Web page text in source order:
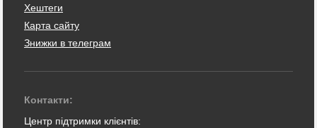
Хештеги
Карта сайту
Знижки в телеграм
Контакти:
Центр підтримки клієнтів: